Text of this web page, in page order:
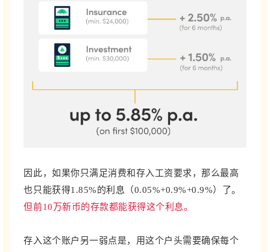
因此，如果你只满足消费和存入工资要求，那么最高
也只能获得1.85%的利息（0.05%+0.9%+0.9%）了。
但前10万新币的存款都能获得这个利息。
存入这个账户另一弱点是，用这个户头需要确保每个